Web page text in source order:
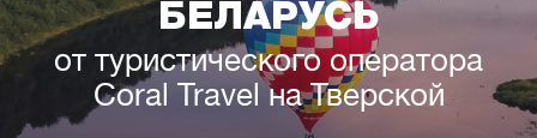
БЕЛАРУСЬ
от туристического оператора
Coral Travel на Тверской